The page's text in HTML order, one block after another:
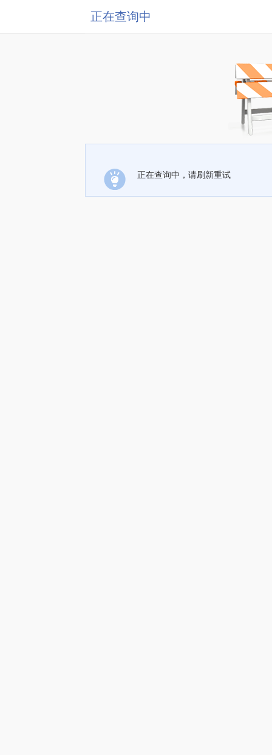
正在查询中
正在查询中，请刷新重试